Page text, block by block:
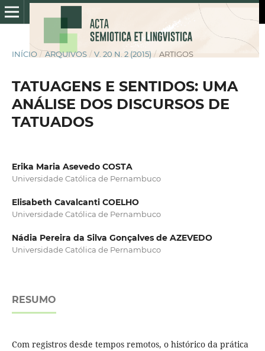
INÍCIO / ARQUIVOS / V. 20 N. 2 (2015) / ARTIGOS
TATUAGENS E SENTIDOS: UMA
ANÁLISE DOS DISCURSOS DE
TATUADOS
Erika Maria Asevedo COSTA
Universidade Católica de Pernambuco
Elisabeth Cavalcanti COELHO
Universidade Católica de Pernambuco
Nádia Pereira da Silva Gonçalves de AZEVEDO
Universidade Católica de Pernambuco
RESUMO
Com registros desde tempos remotos, o histórico da prática